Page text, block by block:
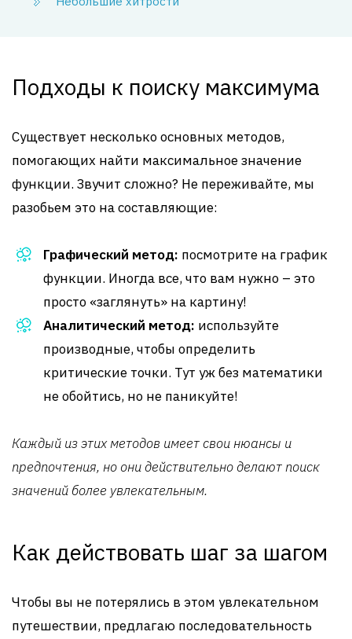
Подходы к поиску максимума
Существует несколько основных методов,
помогающих найти максимальное значение
функции. Звучит сложно? Не переживайте, мы
разобьем это на составляющие:
Графический метод: посмотрите на график
функции. Иногда все, что вам нужно – это
просто «заглянуть» на картину!
Аналитический метод: используйте
производные, чтобы определить
критические точки. Тут уж без математики
не обойтись, но не паникуйте!
Каждый из этих методов имеет свои нюансы и
предпочтения, но они действительно делают поиск
значений более увлекательным.
Как действовать шаг за шагом
Чтобы вы не потерялись в этом увлекательном
путешествии, предлагаю последовательность